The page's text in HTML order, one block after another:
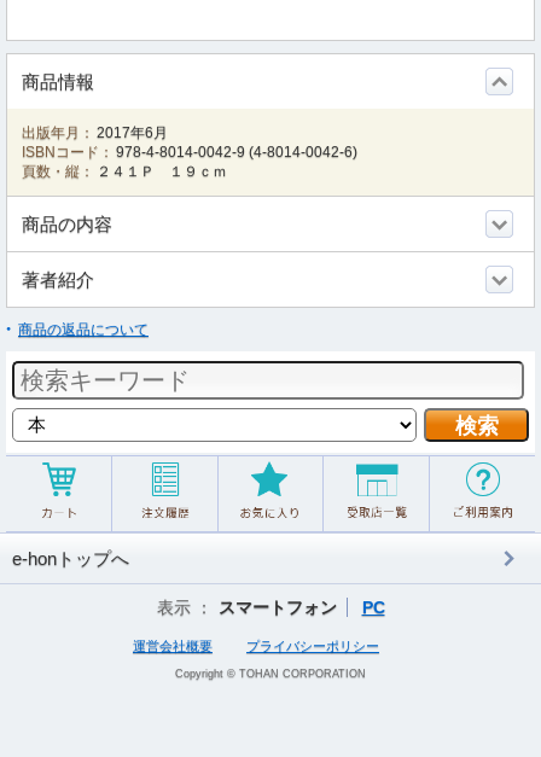
商品情報
出版年月： 2017年6月
ISBNコード： 978-4-8014-0042-9 (4-8014-0042-6)
頁数・縦：
２４１Ｐ １９ｃｍ
商品の内容
著者紹介
商品の返品について
e-honトップへ
表示 ： スマートフォン PC
運営会社概要 プライバシーポリシー
Copyright © TOHAN CORPORATION